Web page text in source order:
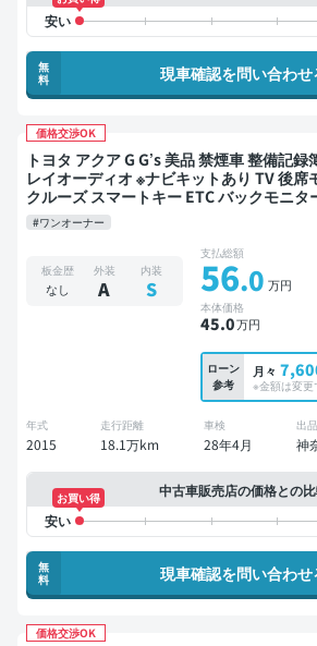
無
料
現車確認を問い合わせ
価格交渉OK
トヨタ アクア G G’s 美品 禁煙車 整備記録簿あり ディスプ
レイオーディオ ※ナビキットあり TV 後席
クルーズ スマートキー ETC バックモニタ
#ワンオーナー
板金歴
なし
外装
A
内装
S
支払総額
56.0 万円
本体価格
45.0万円
ローン
参考
月々
※金額は変更
年式
2015
走行距離
18.1万km
車検
28年4月
出
神
中古車販売店の価格との
お買い得
無
料
現車確認を問い合わせ
価格交渉OK